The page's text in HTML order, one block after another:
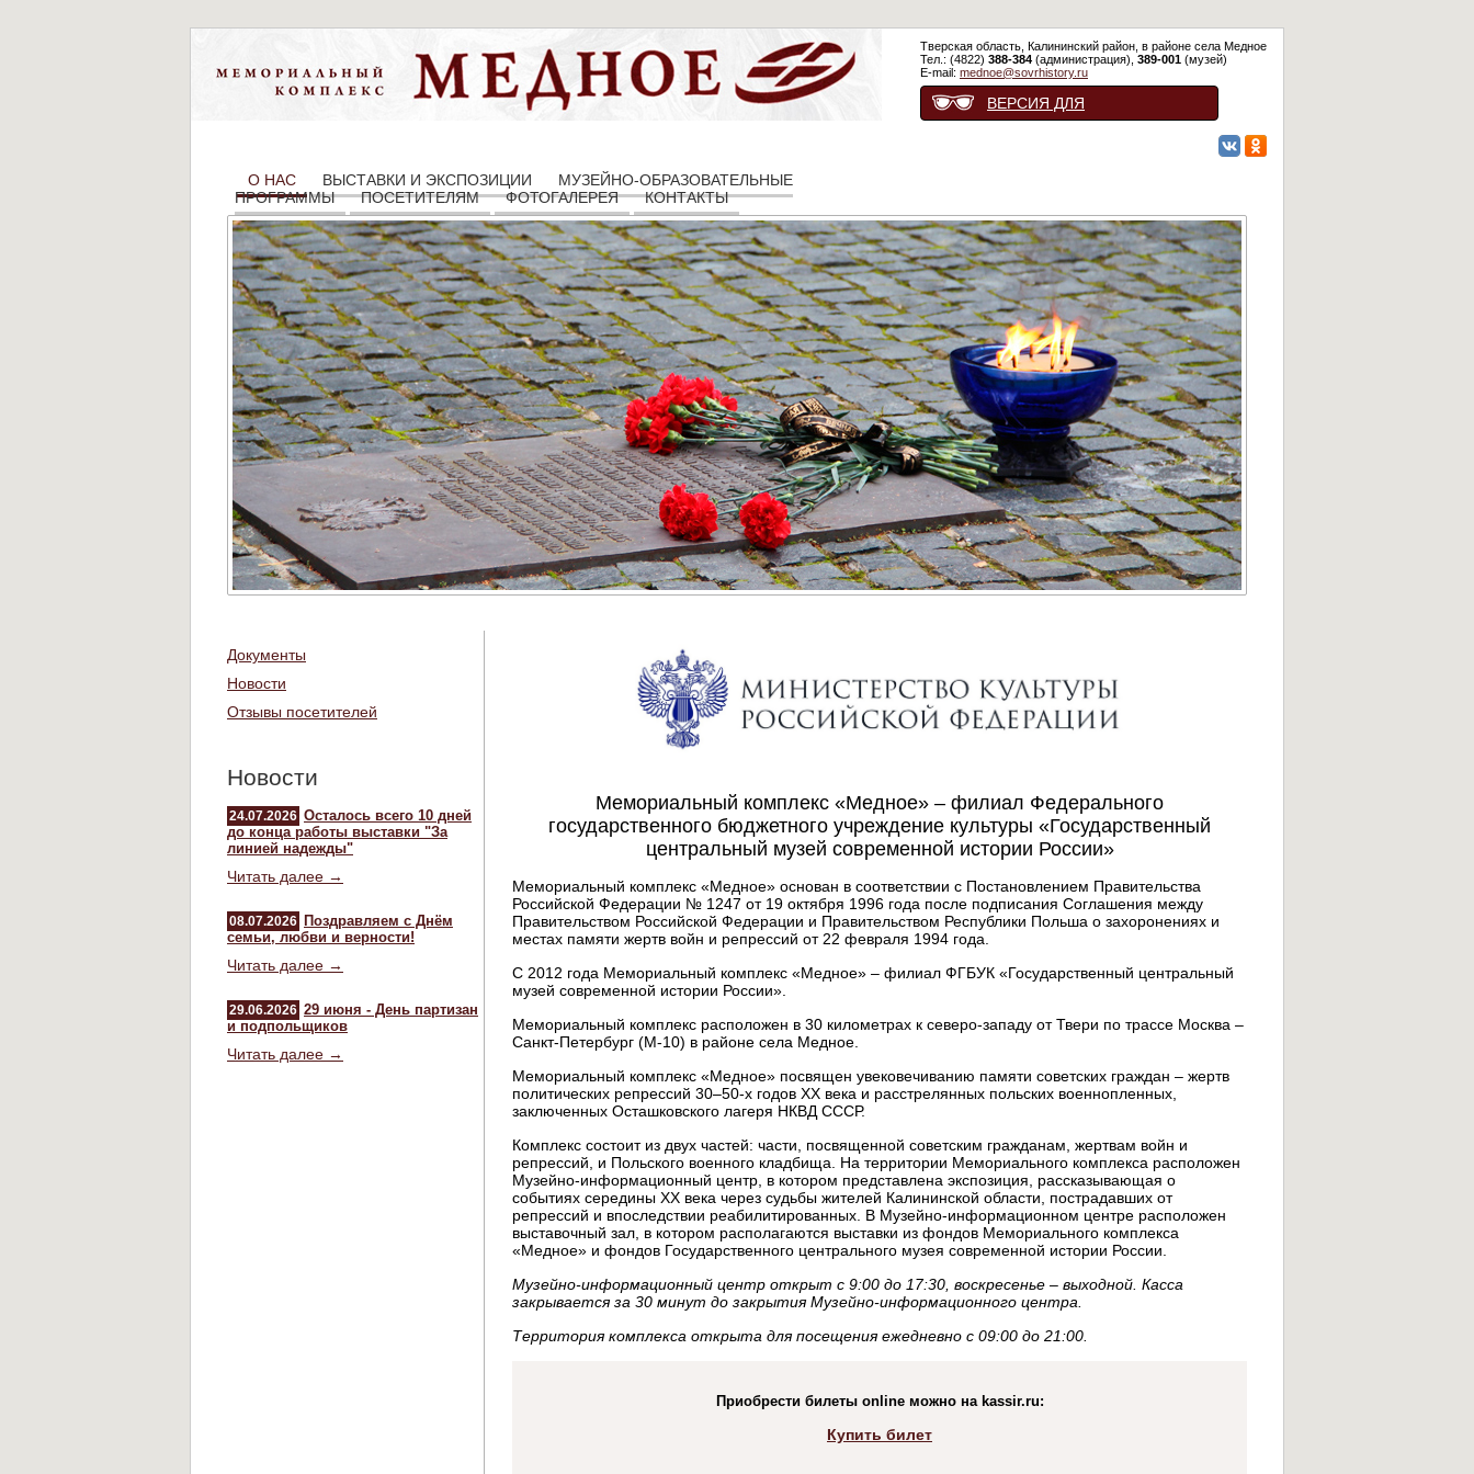
Тверская область, Калининский район, в районе села Медное
Тел.: (4822) 388-384 (администрация), 389-001 (музей)
E-mail: mednoe@sovrhistory.ru
ВЕРСИЯ ДЛЯ
О НАС ВЫСТАВКИ И ЭКСПОЗИЦИИ
МУЗЕЙНО-ОБРАЗОВАТЕЛЬНЫЕ
ПРОГРАММЫ
ПОСЕТИТЕЛЯМ ФОТОГАЛЕРЕЯ КОНТАКТЫ
Документы
Новости
Отзывы посетителей
Новости
24.07.2026 Осталось всего 10 дней
до конца работы выставки "За
линией надежды"
Читать далее →
08.07.2026 Поздравляем с Днём
семьи, любви и верности!
Читать далее →
29.06.2026 29 июня - День партизан
и подпольщиков
Читать далее →
Мемориальный комплекс «Медное» – филиал Федерального
государственного бюджетного учреждение культуры «Государственный
центральный музей современной истории России»
Мемориальный комплекс «Медное» основан в соответствии с Постановлением Правительства
Российской Федерации № 1247 от 19 октября 1996 года после подписания Соглашения между
Правительством Российской Федерации и Правительством Республики Польша о захоронениях и
местах памяти жертв войн и репрессий от 22 февраля 1994 года.
С 2012 года Мемориальный комплекс «Медное» – филиал ФГБУК «Государственный центральный
музей современной истории России».
Мемориальный комплекс расположен в 30 километрах к северо-западу от Твери по трассе Москва –
Санкт-Петербург (М-10) в районе села Медное.
Мемориальный комплекс «Медное» посвящен увековечиванию памяти советских граждан – жертв
политических репрессий 30–50-х годов XX века и расстрелянных польских военнопленных,
заключенных Осташковского лагеря НКВД СССР.
Комплекс состоит из двух частей: части, посвященной советским гражданам, жертвам войн и
репрессий, и Польского военного кладбища. На территории Мемориального комплекса расположен
Музейно-информационный центр, в котором представлена экспозиция, рассказывающая о
событиях середины ХХ века через судьбы жителей Калининской области, пострадавших от
репрессий и впоследствии реабилитированных. В Музейно-информационном центре расположен
выставочный зал, в котором располагаются выставки из фондов Мемориального комплекса
«Медное» и фондов Государственного центрального музея современной истории России.
Музейно-информационный центр открыт с 9:00 до 17:30, воскресенье – выходной. Касса
закрывается за 30 минут до закрытия Музейно-информационного центра.
Территория комплекса открыта для посещения ежедневно с 09:00 до 21:00.
Приобрести билеты online можно на kassir.ru:
Купить билет